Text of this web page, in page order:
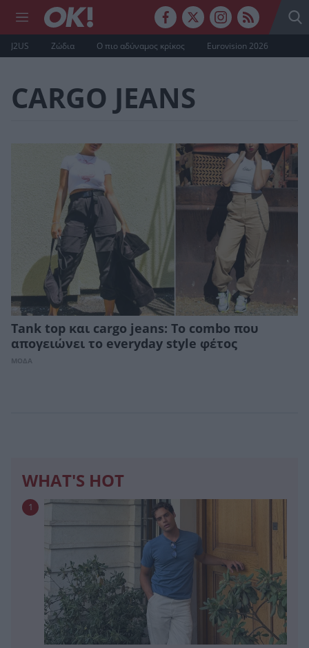
J2US Ζώδια Ο πιο αδύναμος κρίκος Eurovision 2026
CARGO JEANS
Tank top και cargo jeans: Το combo που
απογειώνει το everyday style φέτος
ΜΟΔΑ
WHAT'S HOT
1